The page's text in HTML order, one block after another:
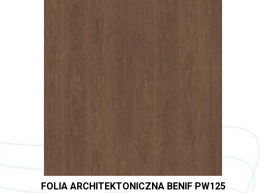
FOLIA ARCHITEKTONICZNA BENIF PW125